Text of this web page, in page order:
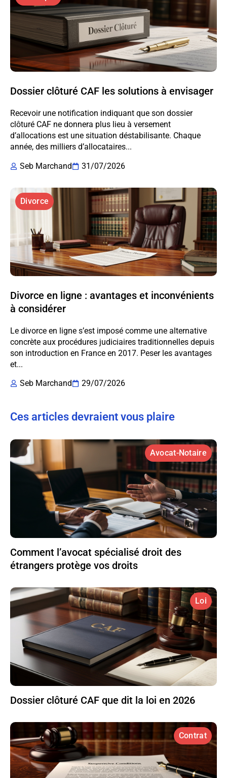
Dossier clôturé CAF les solutions à envisager
Recevoir une notification indiquant que son dossier
clôturé CAF ne donnera plus lieu à versement
d’allocations est une situation déstabilisante. Chaque
année, des milliers d’allocataires...
Seb Marchand
31/07/2026
Divorce
Divorce en ligne : avantages et inconvénients
à considérer
Le divorce en ligne s’est imposé comme une alternative
concrète aux procédures judiciaires traditionnelles depuis
son introduction en France en 2017. Peser les avantages
et...
Seb Marchand
29/07/2026
Ces articles devraient vous plaire
Avocat-Notaire
Comment l’avocat spécialisé droit des
étrangers protège vos droits
Loi
Dossier clôturé CAF que dit la loi en 2026
Contrat